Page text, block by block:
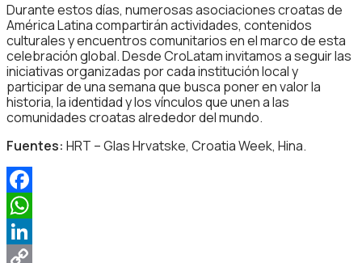
Durante estos días, numerosas asociaciones croatas de
América Latina compartirán actividades, contenidos
culturales y encuentros comunitarios en el marco de esta
celebración global. Desde CroLatam invitamos a seguir las
iniciativas organizadas por cada institución local y
participar de una semana que busca poner en valor la
historia, la identidad y los vínculos que unen a las
comunidades croatas alrededor del mundo.
Fuentes: HRT – Glas Hrvatske, Croatia Week, Hina.
Facebook
WhatsApp
LinkedIn